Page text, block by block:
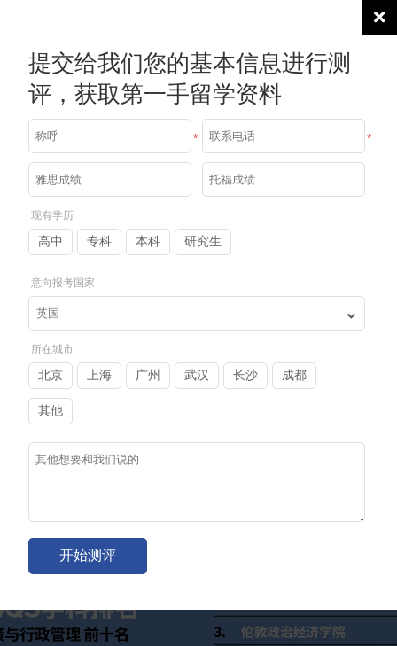
提交给我们您的基本信息进行测
评，获取第一手留学资料
* *
现有学历
高中 专科 本科 研究生
意向报考国家
所在城市
北京 上海 广州 武汉 长沙 成都
其他